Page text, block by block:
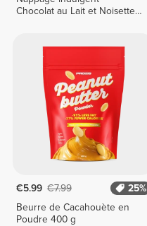
Chocolat au Lait et Noisette
€5.99 €7.99
25%
Beurre de Cacahouète en
Poudre 400 g